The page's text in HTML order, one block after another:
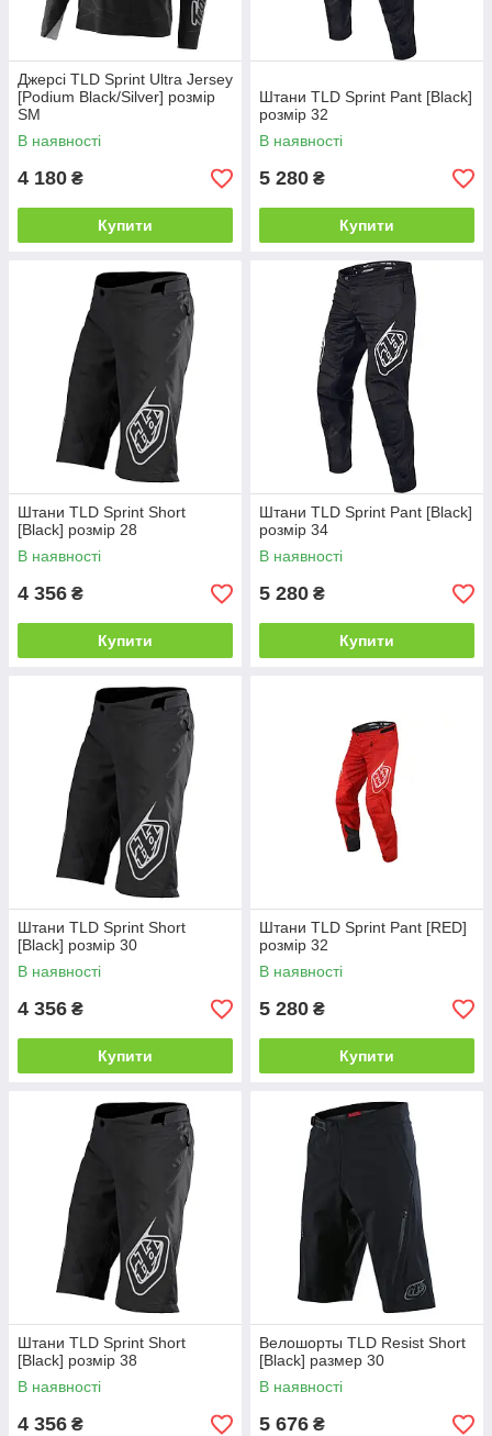
Джерсі TLD Sprint Ultra Jersey
[Podium Black/Silver] розмір
SM
В наявності
4 180 ₴
Купити
Штани TLD Sprint Pant [Black]
розмір 32
В наявності
5 280 ₴
Купити
Штани TLD Sprint Short
[Black] розмір 28
В наявності
4 356 ₴
Купити
Штани TLD Sprint Pant [Black]
розмір 34
В наявності
5 280 ₴
Купити
Штани TLD Sprint Short
[Black] розмір 30
В наявності
4 356 ₴
Купити
Штани TLD Sprint Pant [RED]
розмір 32
В наявності
5 280 ₴
Купити
Штани TLD Sprint Short
[Black] розмір 38
В наявності
4 356 ₴
Велошорты TLD Resist Short
[Black] размер 30
В наявності
5 676 ₴